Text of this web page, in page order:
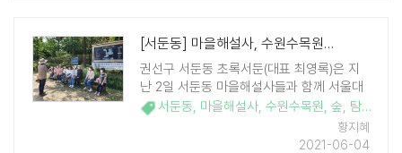
[서둔동] 마을해설사, 수원수목원 숲해설 탐방
권선구 서둔동 초록서둔(대표 최영록)은 지
난 2일 서둔동 마을해설사들과 함께 서울대
학교 수원수목원 숲해설 탐방을 하였다. 서
둔동 마을해설사의 역량 강화를 위해 진행한
이번 숲 해설 탐방 체험은 17명의 마을해설
서둔동, 마을해설사, 수원수목원, 숲, 탐방
황지혜
2021-06-04